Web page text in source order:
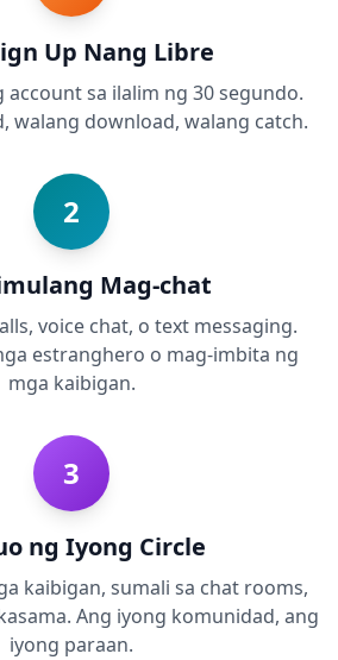
Up Nang Libre
account sa ilalim ng 30 segundo.
walang download, walang catch.
2
Mag-chat
voice chat, o text messaging.
estranghero o mag-imbita ng
mga kaibigan.
3
ng Iyong Circle
kaibigan, sumali sa chat rooms,
Ang iyong komunidad, ang
iyong paraan.